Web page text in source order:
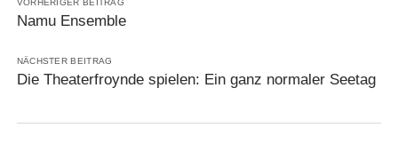
Namu Ensemble
NÄCHSTER BEITRAG
Die Theaterfroynde spielen: Ein ganz normaler Seetag